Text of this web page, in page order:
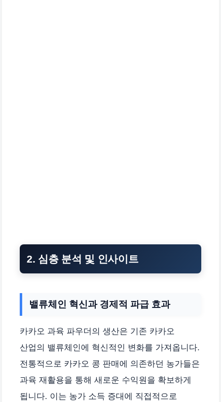
2. 심층 분석 및 인사이트
밸류체인 혁신과 경제적 파급 효과
카카오 과육 파우더의 생산은 기존 카카오
산업의 밸류체인에 혁신적인 변화를 가져옵니다.
전통적으로 카카오 콩 판매에 의존하던 농가들은
과육 재활용을 통해 새로운 수익원을 확보하게
됩니다. 이는 농가 소득 증대에 직접적으로